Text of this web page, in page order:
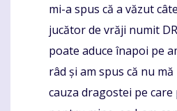
mi-a spus că a văzut
jucător de vrăji numit
poate aduce înapoi pe
râd și am spus că nu
cauza dragostei pe